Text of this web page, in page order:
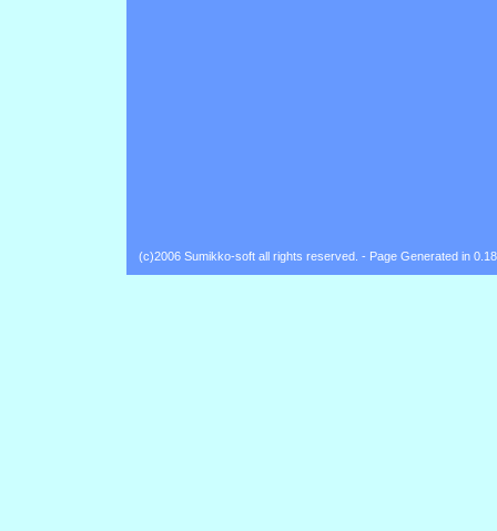
(c)2006 Sumikko-soft all rights reserved. - Page Generated in